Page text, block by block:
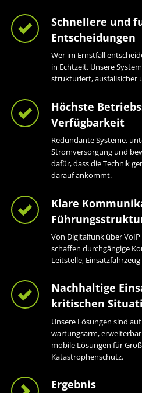
Schnellere und
Entscheidungen
Wer im Ernstfall
in Echtzeit. Unsere
strukturiert, ausfallsicher
Höchste
Verfügbarkeit
Redundante Systeme,
Stromversorgung und
dafür, dass die Technik
darauf ankommt.
Klare
Von Digitalfunk über
schaffen durchgängige
Leitstelle,
Nachhaltige
kritischen
Unsere Lösungen sind
wartungsarm,
mobile Lösungen für
Katastrophenschutz.
Ergebnis